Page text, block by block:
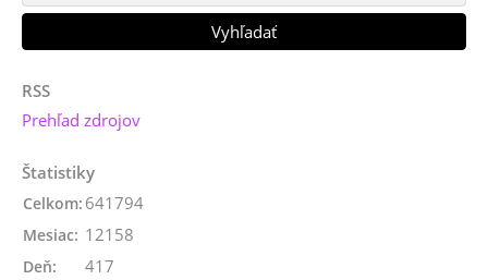
RSS
Prehľad zdrojov
Štatistiky
Celkom: 641794
Mesiac: 12158
Deň: 417